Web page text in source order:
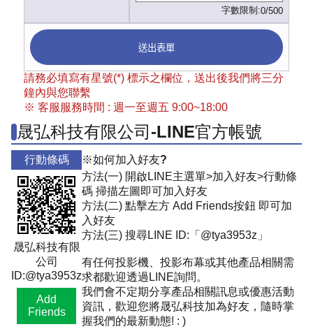
字數限制:0/500
送出表單
請務必填寫有星號(*) 標示之欄位，送出後我們將三分
鐘內與您聯繫
※ 客服服務時間 : 週一至週五 9:00~18:00
晟弘科技有限公司-LINE官方帳號
行動條碼
晟弘科技有限
公司
ID:@tya3953z
Add
Friends
※如何加入好友?
方法(一) 開啟LINE主選單>加入好友>行動條
碼 掃描左圖即可加入好友
方法(二) 點擊左方 Add Friends按鈕 即可加
入好友
方法(三) 搜尋LINE ID:「@tya3953z」
有任何投影機、投影布幕或其他產品相關需
求都歡迎透過LINE詢問。
我們會不定期分享產品相關訊息或優惠活動
資訊，歡迎您將晟弘科技加為好友，隨時掌
握我們的最新動態! : )